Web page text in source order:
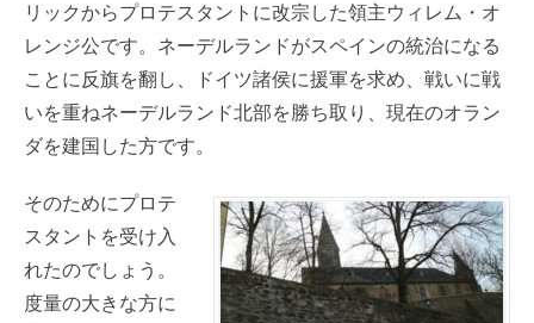
リックからプロテスタントに改宗した領主ウィレム・オ
レンジ公です。ネーデルランドがスペインの統治になる
ことに反旗を翻し、ドイツ諸侯に援軍を求め、戦いに戦
いを重ねネーデルランド北部を勝ち取り、現在のオラン
ダを建国した方です。
そのためにプロテ
スタントを受け入
れたのでしょう。
度量の大きな方に